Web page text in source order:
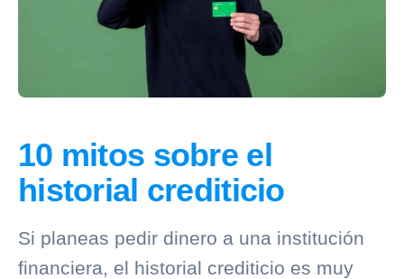
10 mitos sobre el
historial crediticio
Si planeas pedir dinero a una institución
financiera, el historial crediticio es muy